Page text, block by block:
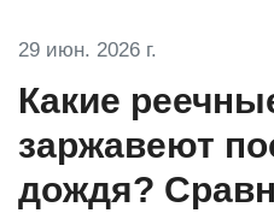
29 июн. 2026 г.
Какие
заржавеют
дождя?